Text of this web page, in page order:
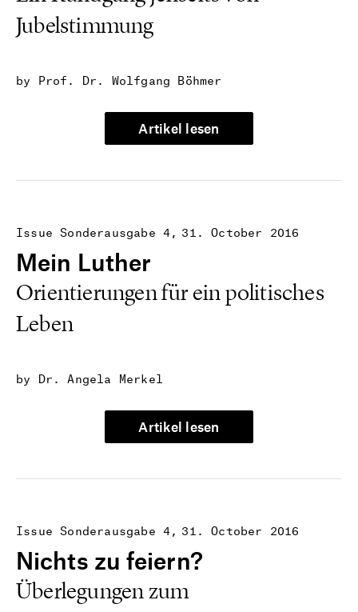
Jubelstimmung
by Prof. Dr. Wolfgang Böhmer
Artikel lesen
31. October 2016
Issue Sonderausgabe 4
Mein Luther
Orientierungen für ein politisches
Leben
by Dr. Angela Merkel
Artikel lesen
31. October 2016
Issue Sonderausgabe 4
Nichts zu feiern?
Überlegungen zum